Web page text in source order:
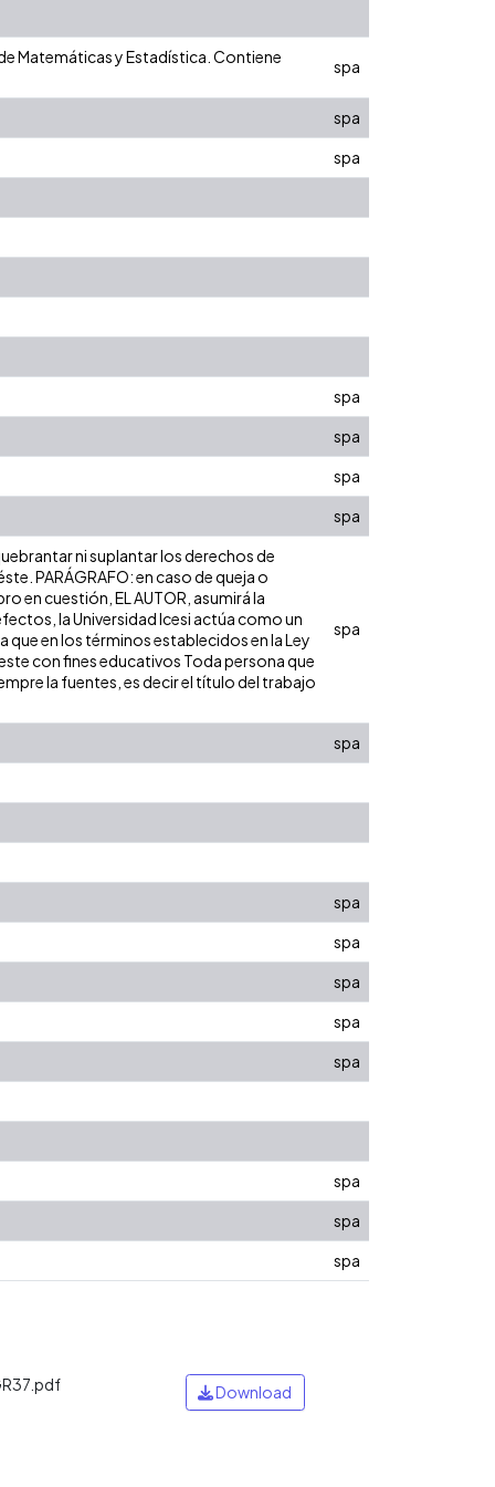
Matemáticas y Estadística. Contiene
spa
spa
spa
spa
spa
spa
spa
ni suplantar los derechos de
PARÁGRAFO: en caso de queja o
en cuestión, EL AUTOR, asumirá la
la Universidad Icesi actúa como un
en los términos establecidos en la Ley
con fines educativos Toda persona que
la fuentes, es decir el título del trabajo
spa
spa
spa
spa
spa
spa
spa
spa
spa
spa
Download